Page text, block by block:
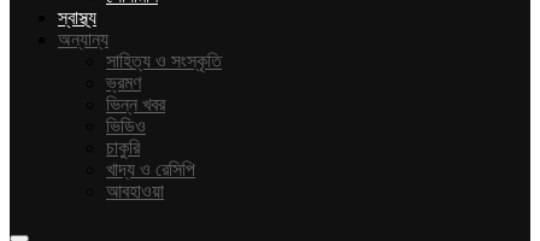
স্বাস্থ্য
অন্যান্য
সাহিত্য ও সংস্কৃতি
ভ্রমণ
ভিন্ন খবর
ভিডিও
চাকুরি
খাদ্য ও রেসিপি
আবহাওয়া